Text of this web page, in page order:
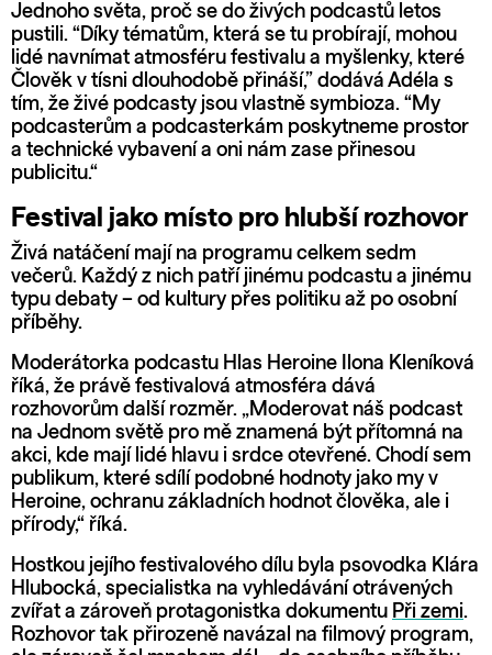
Jednoho světa, proč se do živých podcastů letos
pustili. “Díky tématům, která se tu probírají, mohou
lidé navnímat atmosféru festivalu a myšlenky, které
Člověk v tísni dlouhodobě přináší,” dodává Adéla s
tím, že živé podcasty jsou vlastně symbioza. “My
podcasterům a podcasterkám poskytneme prostor
a technické vybavení a oni nám zase přinesou
publicitu.“
Festival jako místo pro hlubší rozhovor
Živá natáčení mají na programu celkem sedm
večerů. Každý z nich patří jinému podcastu a jinému
typu debaty – od kultury přes politiku až po osobní
příběhy.
Moderátorka podcastu Hlas Heroine Ilona Kleníková
říká, že právě festivalová atmosféra dává
rozhovorům další rozměr. „Moderovat náš podcast
na Jednom světě pro mě znamená být přítomná na
akci, kde mají lidé hlavu i srdce otevřené. Chodí sem
publikum, které sdílí podobné hodnoty jako my v
Heroine, ochranu základních hodnot člověka, ale i
přírody,“ říká.
Hostkou jejího festivalového dílu byla psovodka Klára
Hlubocká, specialistka na vyhledávání otrávených
zvířat a zároveň protagonistka dokumentu Při zemi.
Rozhovor tak přirozeně navázal na filmový program,